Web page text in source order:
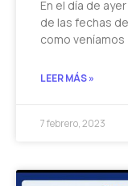
En el día de
de las fechas
como veníamos
LEER MÁS »
7 febrero, 2023